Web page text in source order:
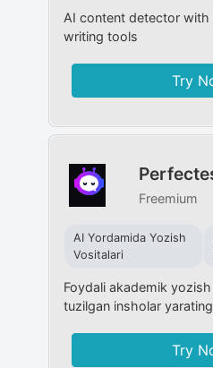
AI content detector with
writing tools
Try
Freemium
AI Yordamida Yozish
Vositalari
Foydali akademik
tuzilgan insholar
Try